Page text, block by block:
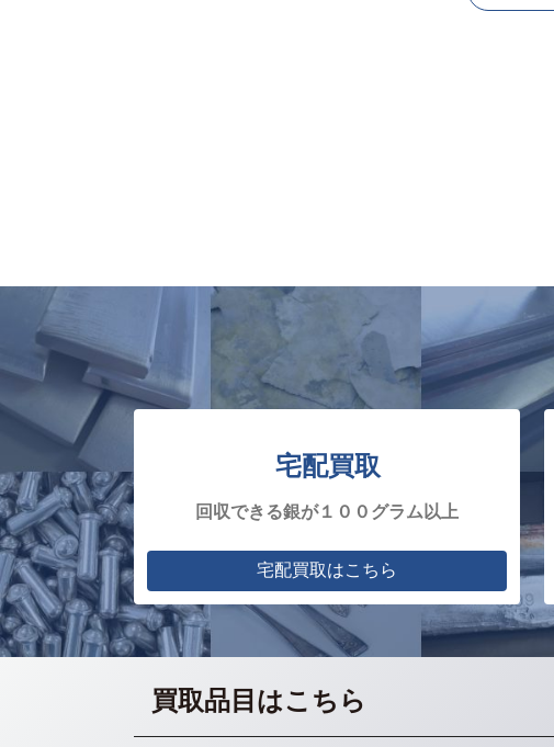
宅配買取
回収できる銀が１００グラム以上
宅配買取はこちら
買取品目はこちら